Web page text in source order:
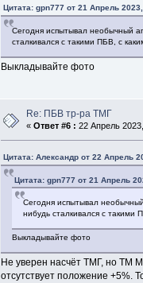
Цитата: gpn777 от 21 Апрель
Сегодня испытывал необычный
сталкивался с такими ПБВ, с
Выкладывайте фото
Re: ПБВ тр-ра ТМГ
« Ответ #6 : 22 Апрель
Цитата: Алексaндр от 22 Апрель
Цитата: gpn777 от 21 Апрель
Сегодня испытывал
нибудь сталкивался с
Выкладывайте фото
Не уверен насчёт ТМГ, но ТМ
отсутствует положение +5%.